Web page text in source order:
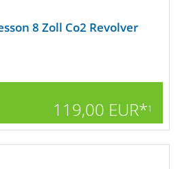
8 Zoll Co2 Revolver
119,00 EUR*1